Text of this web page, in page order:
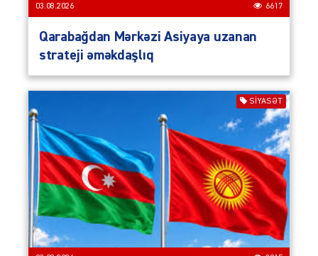
03.08.2026 6617
Qarabağdan Mərkəzi Asiyaya uzanan
strateji əməkdaşlıq
SIYASƏT